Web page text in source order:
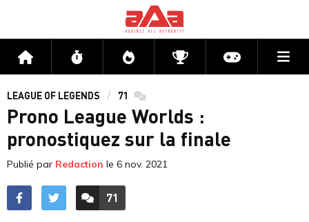
Accueil Flux Directs CompétitionsActu jeux
LEAGUE OF LEGENDS 71 commentaires
Prono League Worlds :
pronostiquez sur la finale
Publié par Redaction le 6 nov. 2021
ACCÉDER AUX
71
COMMENTAIRES